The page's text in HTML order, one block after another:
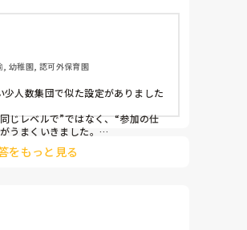
びはありませんか？
分間の設定です。
, 幼稚園, 認可外保育園
人数集団で似た設定がありました
じレベルで”ではなく、“参加の仕
うまくいきました。
キット』で、床に色カードを置いて
んも視覚的に参加しやすく、色彩
組み合わせる役で活躍できます。
をもっと見る